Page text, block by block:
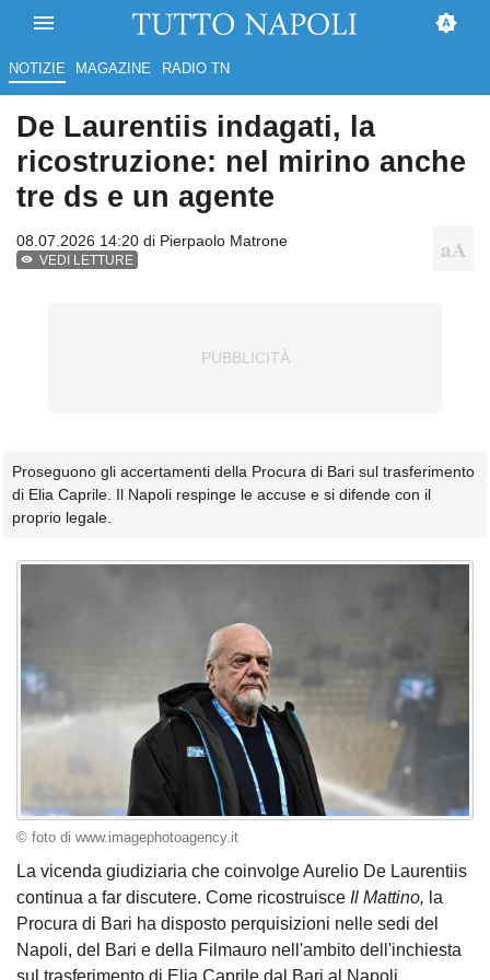
NOTIZIE MAGAZINE RADIO TN
De Laurentiis indagati, la
ricostruzione: nel mirino anche
tre ds e un agente
08.07.2026 14:20 di Pierpaolo Matrone
VEDI LETTURE
Proseguono gli accertamenti della Procura di Bari sul trasferimento
di Elia Caprile. Il Napoli respinge le accuse e si difende con il
proprio legale.
© foto di www.imagephotoagency.it
La vicenda giudiziaria che coinvolge Aurelio De Laurentiis
continua a far discutere. Come ricostruisce Il Mattino, la
Procura di Bari ha disposto perquisizioni nelle sedi del
Napoli, del Bari e della Filmauro nell'ambito dell'inchiesta